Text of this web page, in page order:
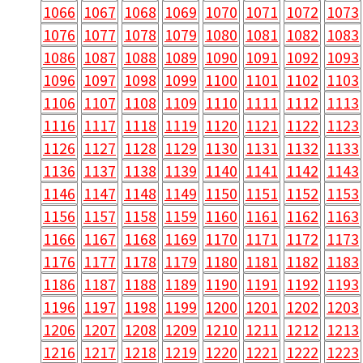
1066 1067 1068 1069 1070 1071 1072 1073
1076 1077 1078 1079 1080 1081 1082 1083
1086 1087 1088 1089 1090 1091 1092 1093
1096 1097 1098 1099 1100 1101 1102 1103
1106 1107 1108 1109 1110 1111 1112 1113
1116 1117 1118 1119 1120 1121 1122 1123
1126 1127 1128 1129 1130 1131 1132 1133
1136 1137 1138 1139 1140 1141 1142 1143
1146 1147 1148 1149 1150 1151 1152 1153
1156 1157 1158 1159 1160 1161 1162 1163
1166 1167 1168 1169 1170 1171 1172 1173
1176 1177 1178 1179 1180 1181 1182 1183
1186 1187 1188 1189 1190 1191 1192 1193
1196 1197 1198 1199 1200 1201 1202 1203
1206 1207 1208 1209 1210 1211 1212 1213
1216 1217 1218 1219 1220 1221 1222 1223